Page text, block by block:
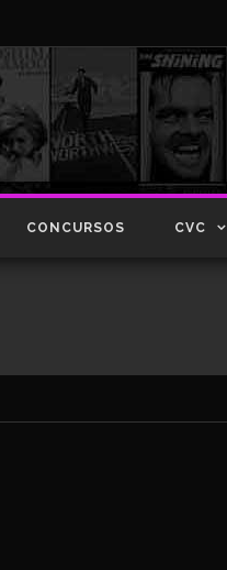
CONCURSOS CVC